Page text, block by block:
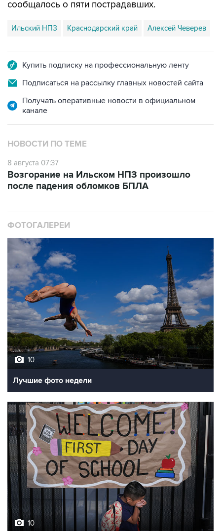
сообщалось о пяти пострадавших.
Ильский НПЗ Краснодарский край Алексей Чеверев
Купить подписку на профессиональную ленту
Подписаться на рассылку главных новостей сайта
Получать оперативные новости в официальном
канале
НОВОСТИ ПО ТЕМЕ
8 августа 07:37
Возгорание на Ильском НПЗ произошло
после падения обломков БПЛА
ФОТОГАЛЕРЕИ
10
Лучшие фото недели
10